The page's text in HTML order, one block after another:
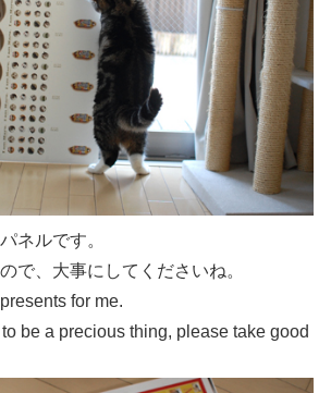
ネルです。
で、大事にしてくださいね。
for me.
be a precious thing, please take good